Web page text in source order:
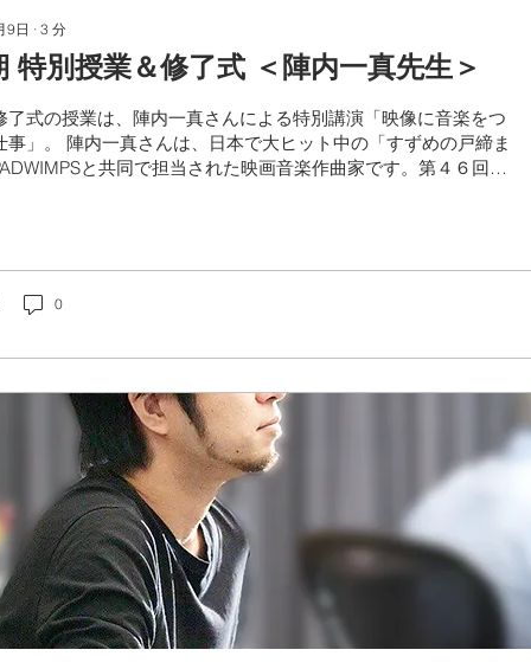
9日 ∙ 3 分
特別授業＆修了式 ＜陣内一真先生＞
了式の授業は、陣内一真さんによる特別講演「映像に音楽をつ
事」。 陣内一真さんは、日本で大ヒット中の「すずめの戸締ま
と共同で担当された映画音楽作曲家です。第４６回日
0